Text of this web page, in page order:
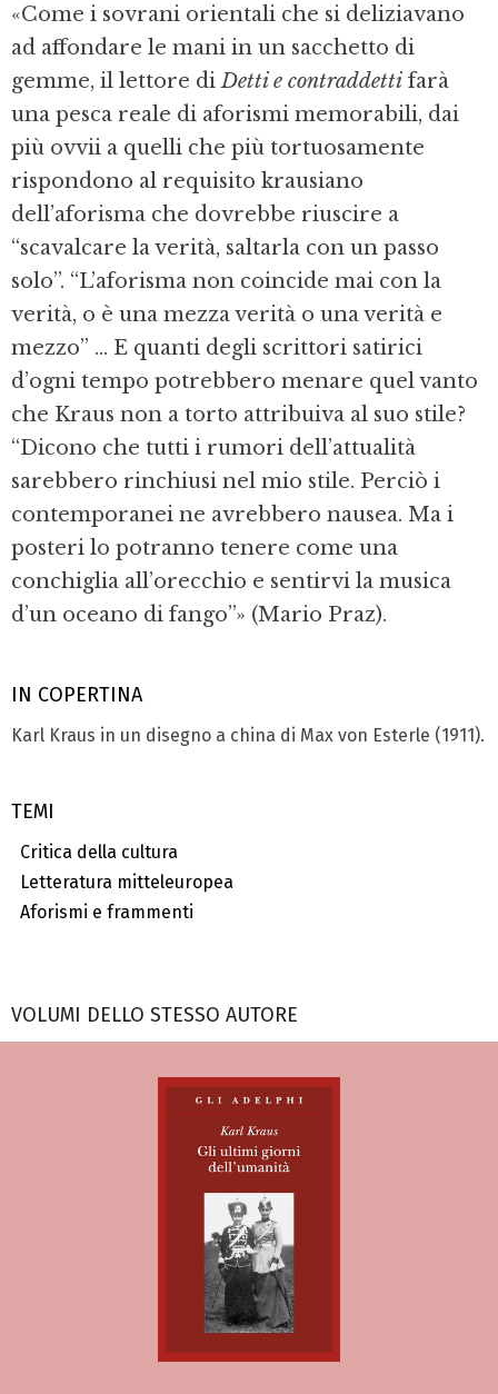
IN COPERTINA
Karl Kraus in un disegno a china di Max von Esterle (1911).
TEMI
Critica della cultura
Letteratura mitteleuropea
Aforismi e frammenti
«Come i sovrani orientali che si deliziavano
ad affondare le mani in un sacchetto di
gemme, il lettore diDetti e contraddetti farà
una pesca reale di aforismi memorabili, dai
più ovvii a quelli che più tortuosamente
rispondono al requisito krausiano
dell’aforisma che dovrebbe riuscire a
“scavalcare la verità, saltarla con un passo
solo”. “L’aforisma non coincide mai con la
verità, o è una mezza verità o una verità e
mezzo” ... E quanti degli scrittori satirici
d’ogni tempo potrebbero menare quel vanto
che Kraus non a torto attribuiva al suo stile?
“Dicono che tutti i rumori dell’attualità
sarebbero rinchiusi nel mio stile. Perciò i
contemporanei ne avrebbero nausea. Ma i
posteri lo potranno tenere come una
conchiglia all’orecchio e sentirvi la musica
d’un oceano di fango”» (Mario Praz).
VOLUMI DELLO STESSO AUTORE